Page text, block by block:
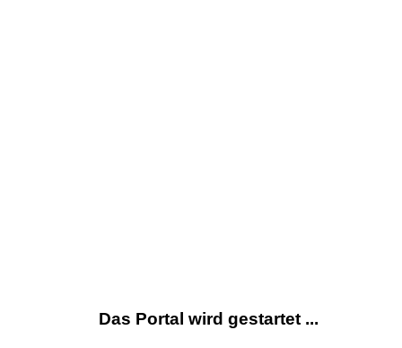
Das Portal wird gestartet ...